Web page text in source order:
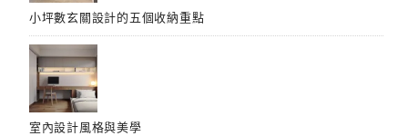
小坪數玄關設計的五個收納重點
室內設計風格與美學